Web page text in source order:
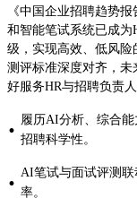
《中国企业招聘趋势
和智能笔试系统已成
级，实现高效、低风
测评标准深度对齐，
好服务HR与招聘负责人
· 履历AI分析、综合
招聘科学性。
· AI笔试与面试评测
率。